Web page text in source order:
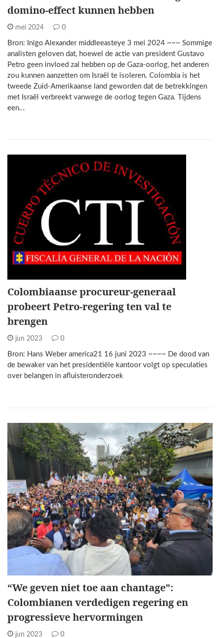
domino-effect kunnen hebben
mei 2024 0
Bron: Inigo Alexander middleeasteye 3 mei 2024 ~~~ Sommige
analisten geloven dat, hoewel de actie van president Gustavo
Petro geen invloed zal hebben op de Gaza-oorlog, het anderen
zou kunnen aanzetten om Israël te isoleren. Colombia is het
tweede Zuid-Amerikaanse land geworden dat de betrekkingen
met Israël verbreekt vanwege de oorlog tegen Gaza. Tijdens
een…
Colombiaanse procureur-generaal
probeert Petro-regering ten val te
brengen
jun 2023 0
Bron: Hans Weber america21 16 juni 2023 ~~~~ De dood van
de bewaker van het presidentiële kantoor volgt op speculaties
over belangen in afluisteronderzoek
“We geven niet toe aan chantage”:
Colombianen verdedigen regering en
progressieve hervormingen
jun 2023 0